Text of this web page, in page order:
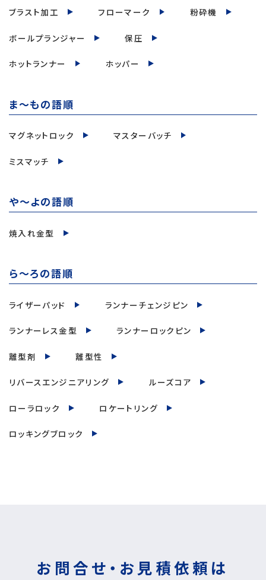
ブラスト加工 フローマーク 粉砕機
ボールプランジャー 保圧
ホットランナー ホッパー
ま～もの語順
マグネットロック マスターバッチ
ミスマッチ
や～よの語順
焼入れ金型
ら～ろの語順
ライザーパッド ランナーチェンジピン
ランナーレス金型 ランナーロックピン
離型剤 離型性
リバースエンジニアリング ルーズコア
ローラロック ロケートリング
ロッキングブロック
お問合せ・お見積依頼は